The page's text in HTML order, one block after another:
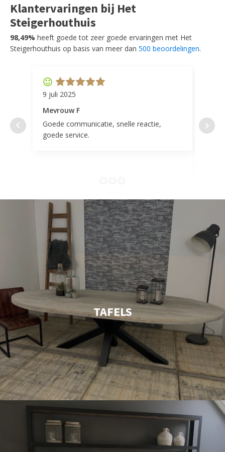
Klantervaringen bij Het
Steigerhouthuis
98,49% heeft goede tot zeer goede ervaringen met Het
Steigerhouthuis op basis van meer dan 500 beoordelingen.
9 juli 2025
Mevrouw F
Goede communicatie, snelle reactie,
goede service.
door
TAFELS